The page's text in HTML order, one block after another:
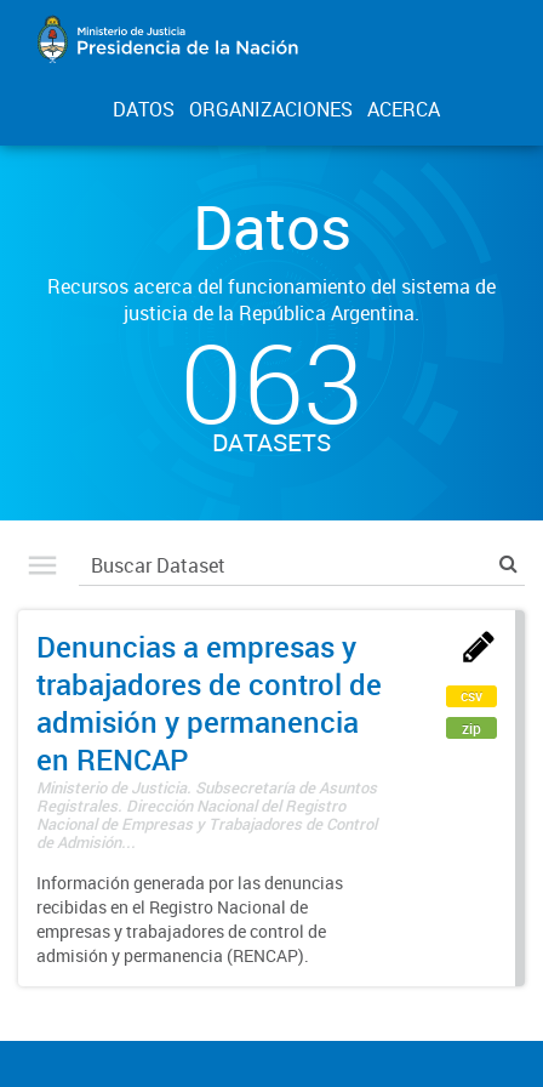
DATOS ORGANIZACIONES ACERCA
Datos
Recursos acerca del funcionamiento del sistema de
justicia de la República Argentina.
063
DATASETS
Denuncias a empresas y
trabajadores de control de
admisión y permanencia
en RENCAP
Ministerio de Justicia. Subsecretaría de Asuntos
Registrales. Dirección Nacional del Registro
Nacional de Empresas y Trabajadores de Control
de Admisión...
Información generada por las denuncias
recibidas en el Registro Nacional de
empresas y trabajadores de control de
admisión y permanencia (RENCAP).
csv
zip